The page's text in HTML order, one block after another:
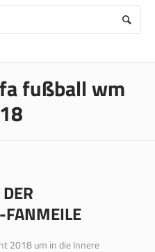
fußball wm
FANMEILE
2018 um in die Innere